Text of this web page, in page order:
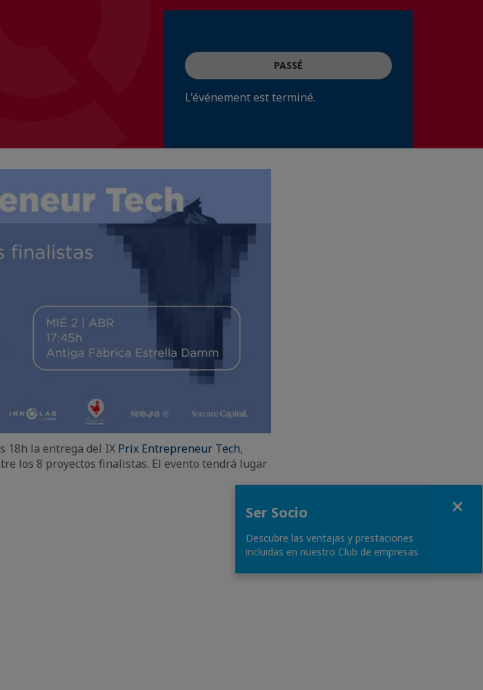
PASSÉ
L'événement est terminé.
18h la entrega del IX Prix Entrepreneur Tech,
los 8 proyectos finalistas. El evento tendrá lugar
Ser Socio
Descubre las ventajas y prestaciones
incluidas en nuestro Club de empresas